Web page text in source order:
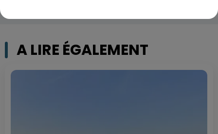
A LIRE ÉGALEMENT